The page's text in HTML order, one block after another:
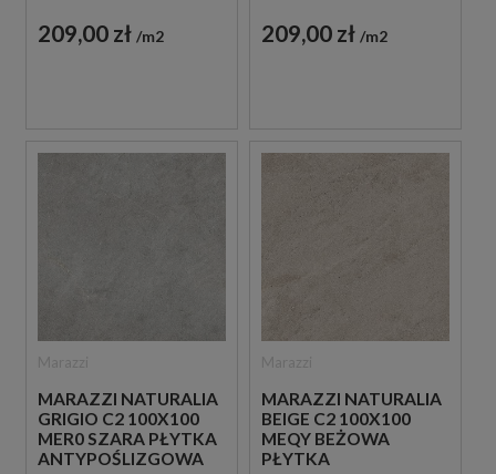
209,00 zł m2 209,00 zł m2
MARAZZI NATURALIA
GRIGIO C2 100X100
MER0 SZARA PŁYTKA
ANTYPOŚLIZGOWA
MARAZZI NATURALIA
BEIGE C2 100X100
MEQY BEŻOWA
PŁYTKA